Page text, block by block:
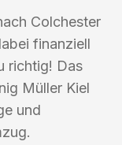
Colchester
finanziell
richtig! Das
Müller Kiel
und